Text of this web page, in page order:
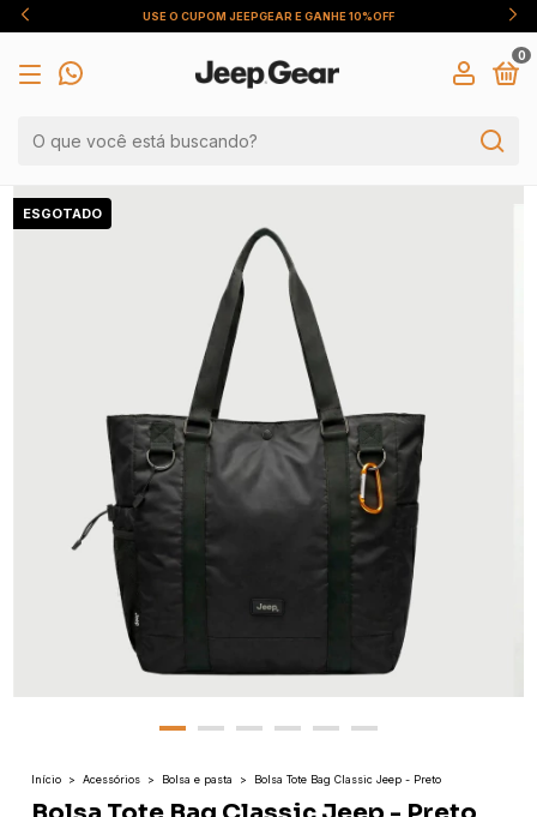
USE O CUPOM JEEPGEAR E GANHE 10%OFF
0
ESGOTADO
Início > Acessórios > Bolsa e pasta > Bolsa Tote Bag Classic Jeep - Preto